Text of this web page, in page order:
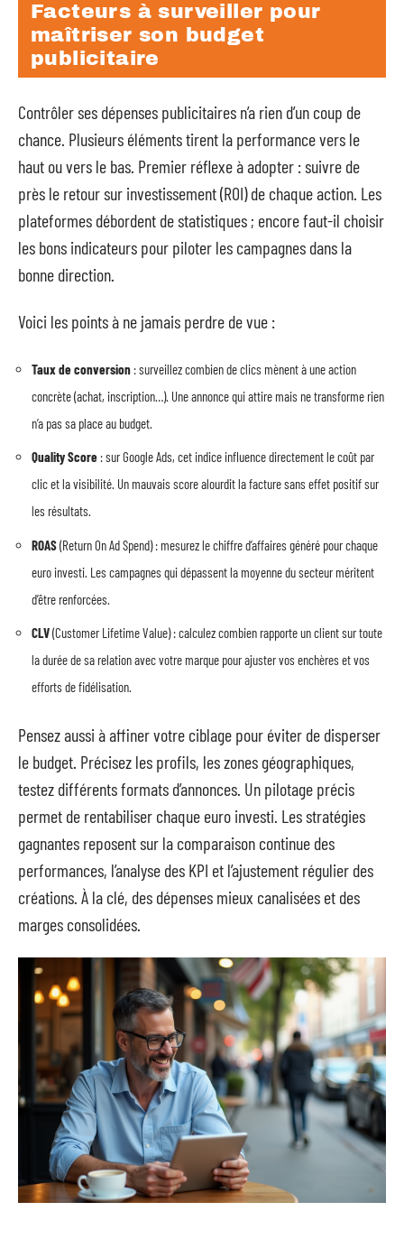
Facteurs à surveiller pour
maîtriser son budget
publicitaire
Contrôler ses dépenses publicitaires n’a rien d’un coup de
chance. Plusieurs éléments tirent la performance vers le
haut ou vers le bas. Premier réflexe à adopter : suivre de
près le retour sur investissement (ROI) de chaque action. Les
plateformes débordent de statistiques ; encore faut-il choisir
les bons indicateurs pour piloter les campagnes dans la
bonne direction.
Voici les points à ne jamais perdre de vue :
Taux de conversion : surveillez combien de clics mènent à une action
concrète (achat, inscription…). Une annonce qui attire mais ne transforme rien
n’a pas sa place au budget.
Quality Score : sur Google Ads, cet indice influence directement le coût par
clic et la visibilité. Un mauvais score alourdit la facture sans effet positif sur
les résultats.
ROAS(Return On Ad Spend) : mesurez le chiffre d’affaires généré pour chaque
euro investi. Les campagnes qui dépassent la moyenne du secteur méritent
d’être renforcées.
CLV(Customer Lifetime Value) : calculez combien rapporte un client sur toute
la durée de sa relation avec votre marque pour ajuster vos enchères et vos
efforts de fidélisation.
Pensez aussi à affiner votre ciblage pour éviter de disperser
le budget. Précisez les profils, les zones géographiques,
testez différents formats d’annonces. Un pilotage précis
permet de rentabiliser chaque euro investi. Les stratégies
gagnantes reposent sur la comparaison continue des
performances, l’analyse des KPI et l’ajustement régulier des
créations. À la clé, des dépenses mieux canalisées et des
marges consolidées.